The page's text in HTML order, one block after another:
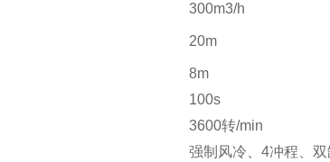
300m3/h
20m
8m
100s
3600转/min
强制风冷、4冲程、双